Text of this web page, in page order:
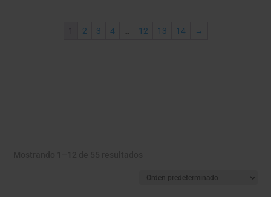
1 2 3 4 12 13 14 →